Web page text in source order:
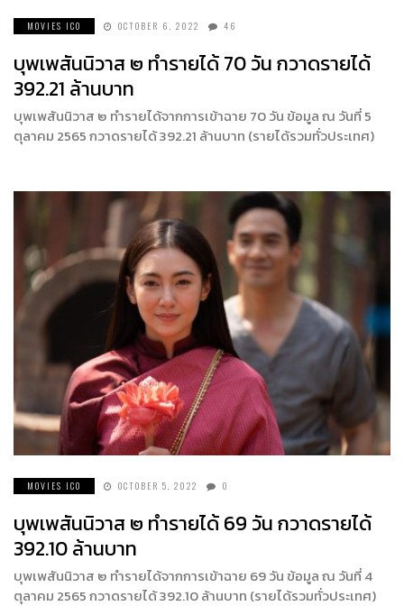
MOVIES ICO OCTOBER 6, 2022 46
บุพเพสันนิวาส ๒ ทำรายได้ 70 วัน กวาดรายได้
392.21 ล้านบาท
บุพเพสันนิวาส ๒ ทำรายได้จากการเข้าฉาย 70 วัน ข้อมูล ณ วันที่ 5
ตุลาคม 2565 กวาดรายได้ 392.21 ล้านบาท (รายได้รวมทั่วประเทศ)
MOVIES ICO OCTOBER 5, 2022 0
บุพเพสันนิวาส ๒ ทำรายได้ 69 วัน กวาดรายได้
392.10 ล้านบาท
บุพเพสันนิวาส ๒ ทำรายได้จากการเข้าฉาย 69 วัน ข้อมูล ณ วันที่ 4
ตุลาคม 2565 กวาดรายได้ 392.10 ล้านบาท (รายได้รวมทั่วประเทศ)